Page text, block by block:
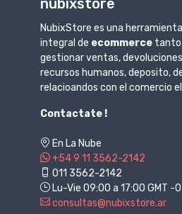
nubixstore
NubixStore es una
integral de ecommerce tanto
gestionar ventas,
recursos humanos, deposito,
relacioandos con el comercio
Contactate !
En La Nube
+54 9 11 3562-2142
011 3562-2142
Lu-Vie 09:00 a 17:00 GMT -
consultas@nubixstore.ar